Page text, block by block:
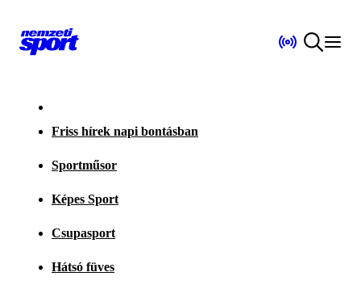
Friss hírek napi bontásban
Sportműsor
Képes Sport
Csupasport
Hátsó füves